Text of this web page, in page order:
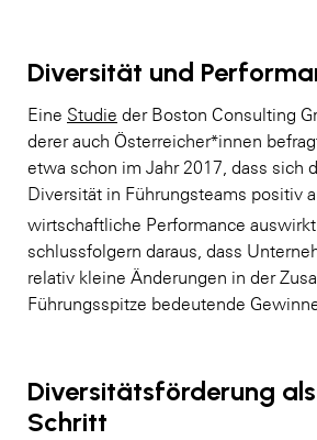
Diversität und
Eine Studie der Boston Consulting
derer auch Österreicher*innen
etwa schon im Jahr 2017, dass sich
Diversität in Führungsteams positiv
wirtschaftliche Performance auswirkt.
schlussfolgern daraus, dass
relativ kleine Änderungen in der
Führungsspitze bedeutende
Diversitätsförderung
Schritt